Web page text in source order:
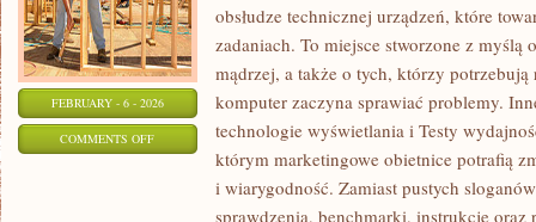
FEBRUARY - 6 - 2026
COMMENTS OFFON
KOMPUTEROWY
obsłudze technicznej urządzeń, które
zadaniach. To miejsce stworzone z myślą
mądrzej, a także o tych, którzy
komputer zaczyna sprawiać problemy.
technologie wyświetlania i Testy
którym marketingowe obietnice potrafią
i wiarygodność. Zamiast pustych
sprawdzenia, benchmarki, instrukcje oraz